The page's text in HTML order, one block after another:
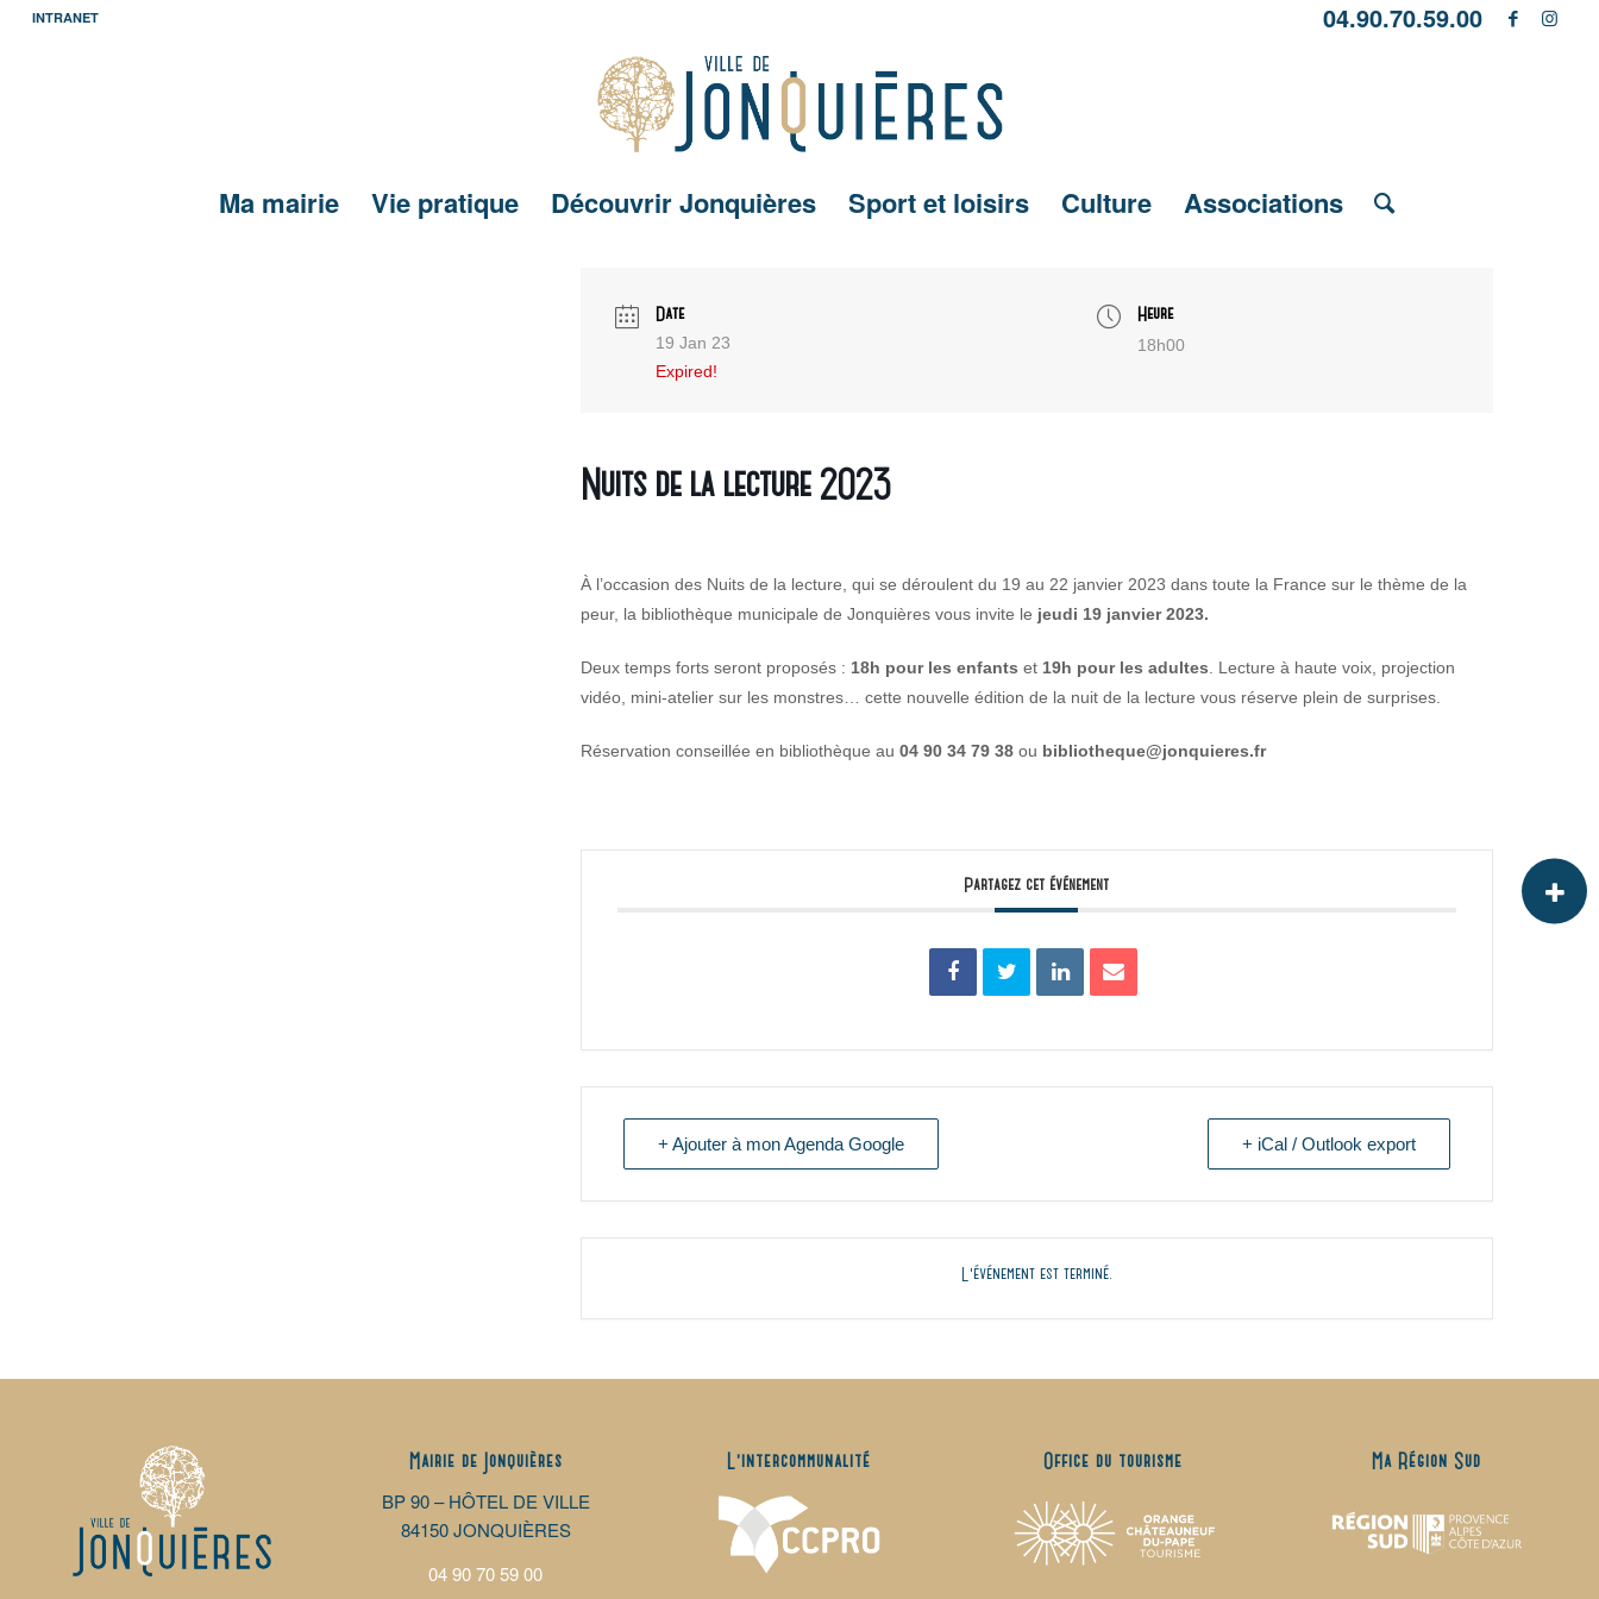
INTRANET 04.90.70.59.00
Ma mairie Vie pratique Découvrir Jonquières Sport et loisirs Culture Associations
Date
19 Jan 23
Expired!
Heure
18h00
Nuits de la lecture 2023
À l’occasion des Nuits de la lecture, qui se déroulent du 19 au 22 janvier 2023 dans toute la France sur le thème de la
peur, la bibliothèque municipale de Jonquières vous invite le jeudi 19 janvier 2023.
Deux temps forts seront proposés : 18h pour les enfants et 19h pour les adultes . Lecture à haute voix, projection
vidéo, mini-atelier sur les monstres… cette nouvelle édition de la nuit de la lecture vous réserve plein de surprises.
Réservation conseillée en bibliothèque au 04 90 34 79 38ou bibliotheque@jonquieres.fr
Partagez cet événement
+ Ajouter à mon Agenda Google + iCal / Outlook export
L'événement est terminé.
Mairie de Jonquières
BP 90 – HÔTEL DE VILLE
84150 JONQUIÈRES
04 90 70 59 00
L’intercommunalité Office du tourisme Ma Région Sud